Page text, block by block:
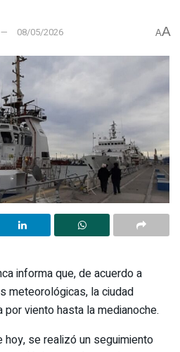
08/05/2026 AA
informa que, de acuerdo a
meteorológicas, la ciudad
por viento hasta la medianoche.
hoy, se realizó un seguimiento